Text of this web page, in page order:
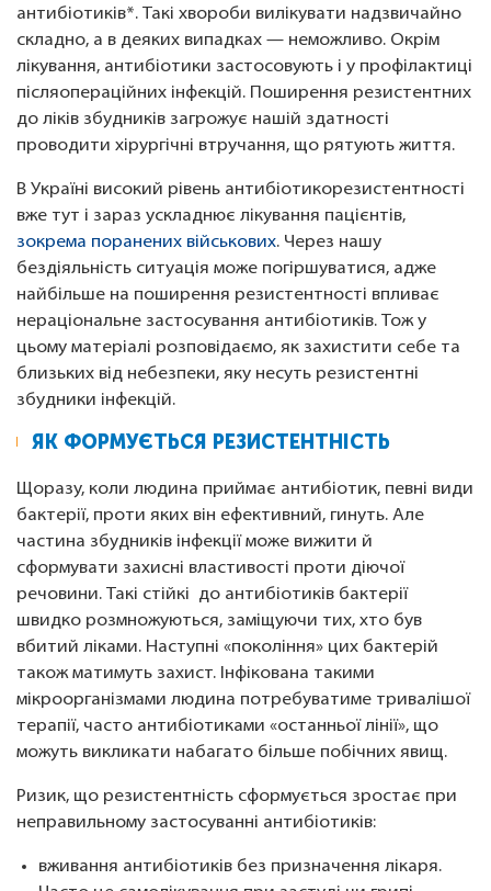
антибіотиків*. Такі хвороби вилікувати надзвичайно
складно, а в деяких випадках — неможливо. Окрім
лікування, антибіотики застосовують і у профілактиці
післяопераційних інфекцій. Поширення резистентних
до ліків збудників загрожує нашій здатності
проводити хірургічні втручання, що рятують життя.
В Україні високий рівень антибіотикорезистентності
вже тут і зараз ускладнює лікування пацієнтів,
зокрема поранених військових. Через нашу
бездіяльність ситуація може погіршуватися, адже
найбільше на поширення резистентності впливає
нераціональне застосування антибіотиків. Тож у
цьому матеріалі розповідаємо, як захистити себе та
близьких від небезпеки, яку несуть резистентні
збудники інфекцій.
ЯК ФОРМУЄТЬСЯ РЕЗИСТЕНТНІСТЬ
Щоразу, коли людина приймає антибіотик, певні види
бактерії, проти яких він ефективний, гинуть. Але
частина збудників інфекції може вижити й
сформувати захисні властивості проти діючої
речовини. Такі стійкі до антибіотиків бактерії
швидко розмножуються, заміщуючи тих, хто був
вбитий ліками. Наступні «покоління» цих бактерій
також матимуть захист. Інфікована такими
мікроорганізмами людина потребуватиме тривалішої
терапії, часто антибіотиками «останньої лінії», що
можуть викликати набагато більше побічних явищ.
Ризик, що резистентність сформується зростає при
неправильному застосуванні антибіотиків:
вживання антибіотиків без призначення лікаря.